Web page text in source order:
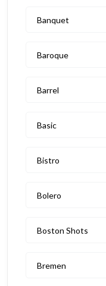
Banquet
Baroque
Barrel
Basic
Bistro
Bolero
Boston Shots
Bremen